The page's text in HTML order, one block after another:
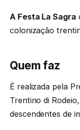
A Festa La Sagra
colonização
Quem faz
É realizada pela
Trentino di
descendentes de